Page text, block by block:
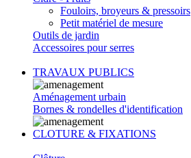
Fouloirs, broyeurs & pressoirs
Petit matériel de mesure
Outils de jardin
Accessoires pour serres
TRAVAUX PUBLICS
Aménagement urbain
Bornes & rondelles d'identification
CLOTURE & FIXATIONS